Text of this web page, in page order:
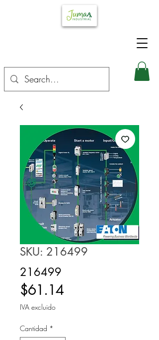
SKU: 216499
216499
$61.14Precio
IVA excluido
Cantidad *